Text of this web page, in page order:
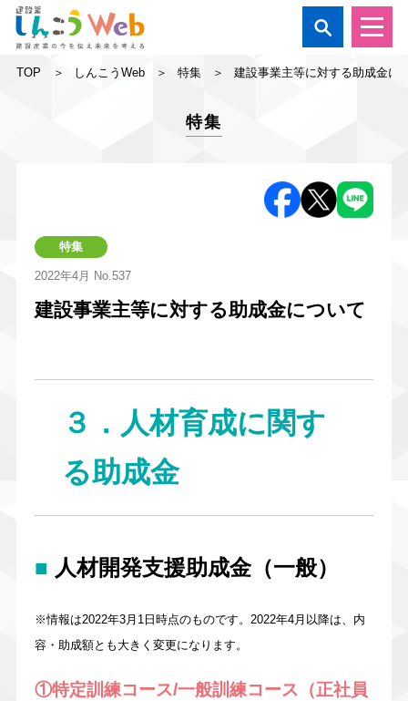

TOP しんこうWeb 特集 建設事業主等に対する助成金に
特集
特集
2022年4月 No.537
建設事業主等に対する助成金について
３．人材育成に関す
る助成金
■ 人材開発支援助成金（一般）
※情報は2022年3月1日時点のものです。2022年4月以降は、内
容・助成額とも大きく変更になります。
①特定訓練コース/一般訓練コース（正社員